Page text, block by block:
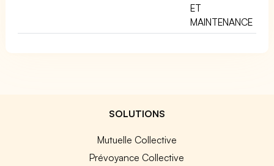
ET
MAINTENANCE
SOLUTIONS
Mutuelle Collective
Prévoyance Collective